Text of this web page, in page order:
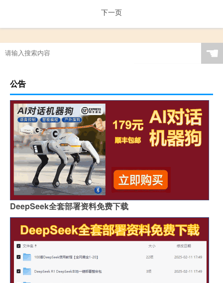
下一页
☚
公告
DeepSeek全套部署资料免费下载